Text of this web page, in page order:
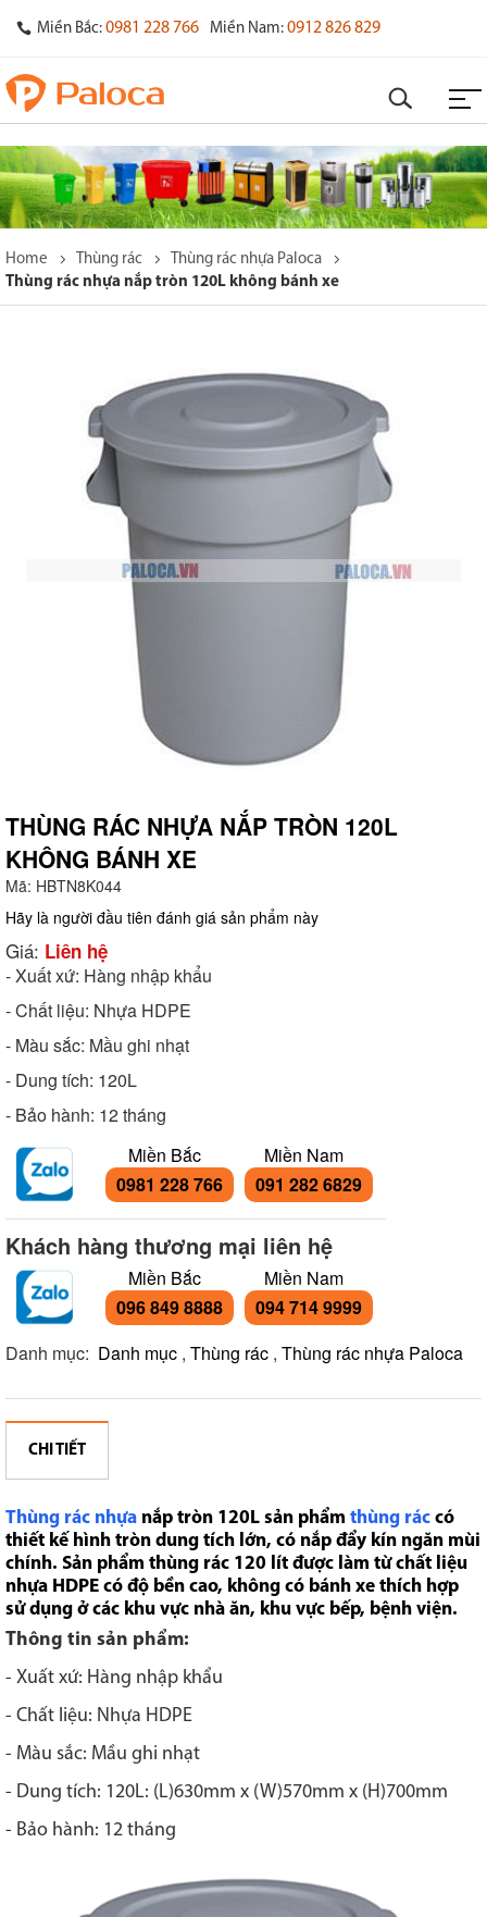
Miền Bắc: 0981 228 766 Miền Nam: 0912 826 829
Home Thùng rác
Thùng rác nhựa Paloca
Thùng rác nhựa nắp tròn 120L không bánh xe
THÙNG RÁC NHỰA NẮP TRÒN 120L
KHÔNG BÁNH XE
Mã: HBTN8K044
Hãy là người đầu tiên đánh giá sản phẩm này
Giá: Liên hệ
- Xuất xứ: Hàng nhập khẩu
- Chất liệu: Nhựa HDPE
- Màu sắc: Mầu ghi nhạt
- Dung tích: 120L
- Bảo hành: 12 tháng
Miền Bắc
0981 228 766
Miền Nam
091 282 6829
Khách hàng thương mại liên hệ
Miền Bắc
096 849 8888
Miền Nam
094 714 9999
Danh mục: Danh mục , Thùng rác , Thùng rác nhựa Paloca
CHI TIẾT
Thùng rác nhựa nắp tròn 120L sản phẩm thùng rác có
thiết kế hình tròn dung tích lớn, có nắp đẩy kín ngăn mùi
chính. Sản phẩm thùng rác 120 lít được làm từ chất liệu
nhựa HDPE có độ bền cao, không có bánh xe thích hợp
sử dụng ở các khu vực nhà ăn, khu vực bếp, bệnh viện.
Thông tin sản phẩm:
- Xuất xứ: Hàng nhập khẩu
- Chất liệu: Nhựa HDPE
- Màu sắc: Mầu ghi nhạt
- Dung tích: 120L: (L)630mm x (W)570mm x (H)700mm
- Bảo hành: 12 tháng